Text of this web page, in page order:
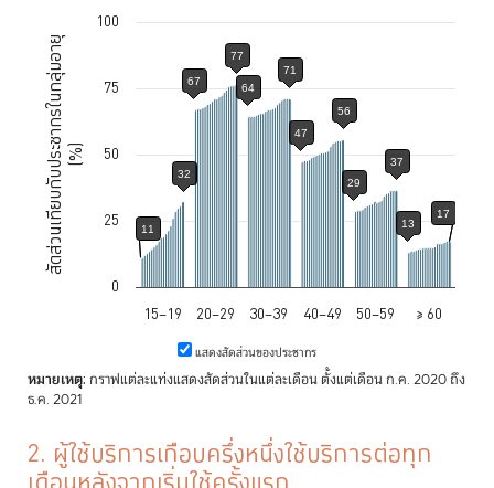
Chart
Bar chart with 18 data series.
The chart has 1 X axis displaying categories.
The chart has 1 Y axis displaying สัดส่วนเทียบกับประชากรในกลุ่มอายุ
Chart annotations summary
29
13
สัดส่วนเทียบกับประชากรในกลุ่มอายุ(%)
11
32
67
77
64
71
47
56
29
37
13
17
15–19 20–29 30–39 40–49 50–59 ≥ 60
0
25
50
75
100
End of interactive chart.แสดงสัดส่วนของประชากร
หมายเหตุ: กราฟแต่ละแท่งแสดงสัดส่วนในแต่ละเดือน ตั้งแต่เดือน ก.ค. 2020 ถึง
ธ.ค. 2021
2. ผู้ใช้บริการเกือบครึ่งหนึ่งใช้บริการต่อทุก